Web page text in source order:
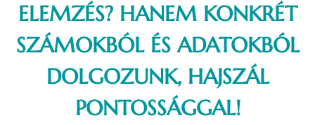
ELEMZÉS? HANEM KONKRÉT
SZÁMOKBÓL ÉS ADATOKBÓL
DOLGOZUNK, HAJSZÁL
PONTOSSÁGGAL!